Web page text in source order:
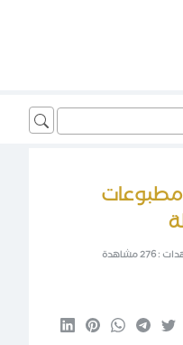
توريد مطبوعات
:276 مشاهدة